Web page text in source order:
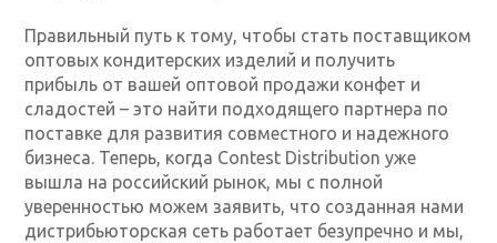
Правильный путь к тому, чтобы стать поставщиком
оптовых кондитерских изделий и получить
прибыль от вашей оптовой продажи конфет и
сладостей – это найти подходящего партнера по
поставке для развития совместного и надежного
бизнеса. Теперь, когда Contest Distribution уже
вышла на российский рынок, мы с полной
уверенностью можем заявить, что созданная нами
дистрибьюторская сеть работает безупречно и мы,